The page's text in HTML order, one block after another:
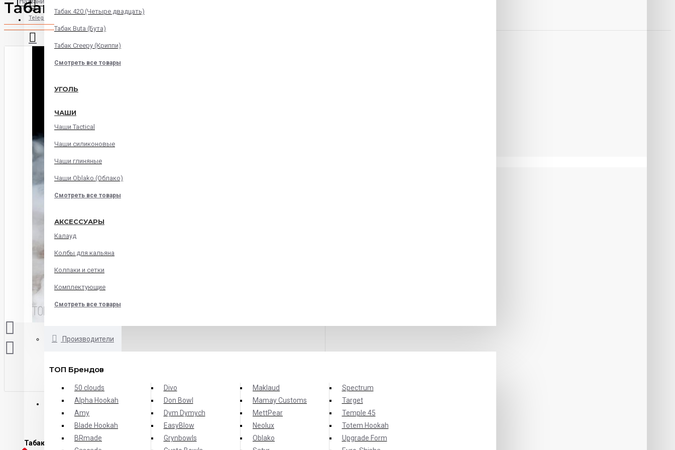
Telegram
Instagram
Корзина
В корзине пусто!
Табак 420 (Четыре двадцать)
Табак Buta (Бута)
Табак Creepy (Криппи)
Смотреть все товары
УГОЛЬ
ЧАШИ
Чаши Tactical
Чаши силиконовые
Чаши глиняные
Чаши Oblako (Облако)
Смотреть все товары
АКСЕССУАРЫ
Калауд
Колбы для кальяна
Колпаки и сетки
Комплектующие
Смотреть все товары
Производители
ТОП Брендов
50 clouds
Alpha Hookah
Amy
Blade Hookah
BRmade
Divo
Don Bowl
Dym Dymych
EasyBlow
Grynbowls
Maklaud
Mamay Customs
MettPear
Neolux
Oblako
Spectrum
Target
Temple 45
Totem Hookah
Upgrade Form
Табак Honey Badger Wild Лаймовый пирог 100 грамм
ОПИСАНИЕ ХАРАКТЕРИСТИКИ ОТЗЫВЫ
Табак Honey Badger Лаймовый пирог
- свежая выпечка с лаймовым вкусом. Аромат кисло-